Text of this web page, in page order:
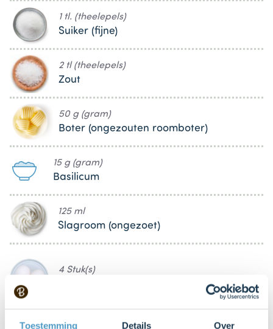
Toestemming Details Over
1 tl. (theelepels)
Suiker (fijne)
2 tl (theelepels)
Zout
50 g (gram)
Boter (ongezouten roomboter)
15 g (gram)
Basilicum
125 ml
Slagroom (ongezoet)
4 Stuk(s)